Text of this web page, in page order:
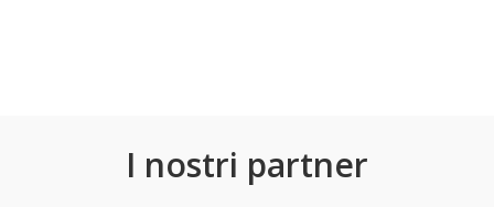
I nostri partner